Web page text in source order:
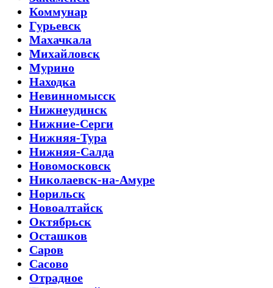
Коммунар
Гурьевск
Махачкала
Михайловск
Мурино
Находка
Невинномысск
Нижнеудинск
Нижние-Серги
Нижняя-Тура
Нижняя-Салда
Новомосковск
Николаевск-на-Амуре
Норильск
Новоалтайск
Октябрьск
Осташков
Саров
Сасово
Отрадное